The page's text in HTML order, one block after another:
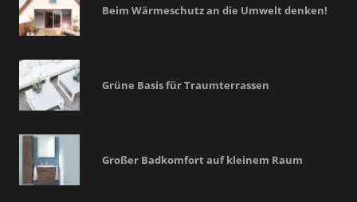
Beim Wärmeschutz an die Umwelt denken!
Grüne Basis für Traumterrassen
Großer Badkomfort auf kleinem Raum